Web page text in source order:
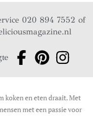
020 894 7552 of
koken en eten draait. Met
met een passie voor